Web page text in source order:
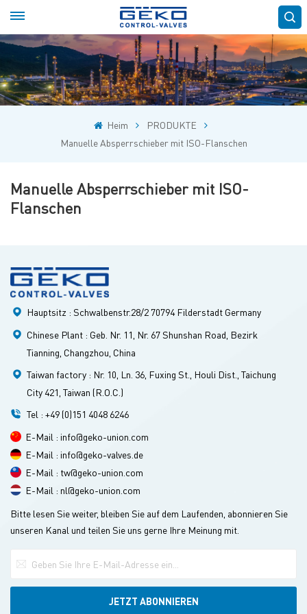
Heim
PRODUKTE
Manuelle Absperrschieber mit ISO-Flanschen
Manuelle Absperrschieber mit ISO-
Flanschen
Hauptsitz : Schwalbenstr.28/2 70794 Filderstadt Germany
Chinese Plant : Geb. Nr. 11, Nr. 67 Shunshan Road, Bezirk
Tianning, Changzhou, China
Taiwan factory : Nr. 10, Ln. 36, Fuxing St., Houli Dist., Taichung
City 421, Taiwan (R.O.C.)
Tel : +49 (0)151 4048 6246
E-Mail : info@geko-union.com
E-Mail : info@geko-valves.de
E-Mail : tw@geko-union.com
E-Mail : nl@geko-union.com
Bitte lesen Sie weiter, bleiben Sie auf dem Laufenden, abonnieren Sie
unseren Kanal und teilen Sie uns gerne Ihre Meinung mit.